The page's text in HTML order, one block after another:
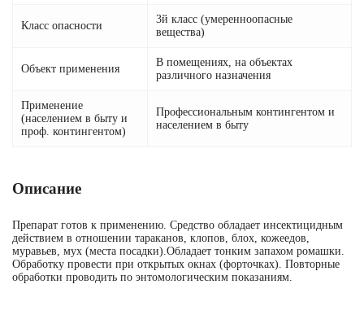
Класс опасности
3й класс (умеренноопасные
вещества)
Объект применения
В помещениях, на объектах
различного назначения
Применение
(населением в быту и
проф. контингентом)
Профессиональным контингентом и
населением в быту
Описание
Препарат готов к применению. Средство обладает инсектицидным
действием в отношении тараканов, клопов, блох, кожеедов,
муравьев, мух (места посадки).Обладает тонким запахом ромашки.
Обработку провести при открытых окнах (форточках). Повторные
обработки проводить по энтомологическим показаниям.